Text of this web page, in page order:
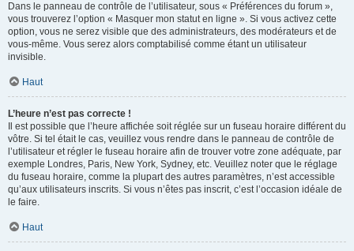
Dans le panneau de contrôle de l’utilisateur, sous « Préférences du forum »,
vous trouverez l’option « Masquer mon statut en ligne ». Si vous activez cette
option, vous ne serez visible que des administrateurs, des modérateurs et de
vous-même. Vous serez alors comptabilisé comme étant un utilisateur
invisible.
Haut
L’heure n’est pas correcte !
Il est possible que l’heure affichée soit réglée sur un fuseau horaire différent du
vôtre. Si tel était le cas, veuillez vous rendre dans le panneau de contrôle de
l’utilisateur et régler le fuseau horaire afin de trouver votre zone adéquate, par
exemple Londres, Paris, New York, Sydney, etc. Veuillez noter que le réglage
du fuseau horaire, comme la plupart des autres paramètres, n’est accessible
qu’aux utilisateurs inscrits. Si vous n’êtes pas inscrit, c’est l’occasion idéale de
le faire.
Haut